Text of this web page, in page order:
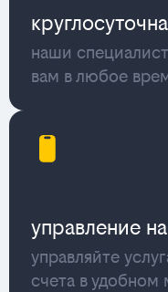
наши
вам в любое
управление
управляйте
счета в